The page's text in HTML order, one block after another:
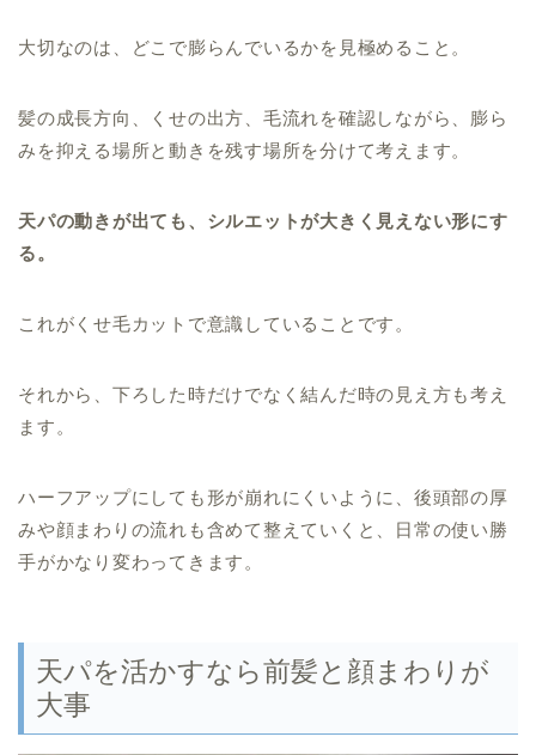
大切なのは、どこで膨らんでいるかを見極めること。
髪の成長方向、くせの出方、毛流れを確認しながら、膨ら
みを抑える場所と動きを残す場所を分けて考えます。
天パの動きが出ても、シルエットが大きく見えない形にす
る。
これがくせ毛カットで意識していることです。
それから、下ろした時だけでなく結んだ時の見え方も考え
ます。
ハーフアップにしても形が崩れにくいように、後頭部の厚
みや顔まわりの流れも含めて整えていくと、日常の使い勝
手がかなり変わってきます。
天パを活かすなら前髪と顔まわりが
大事